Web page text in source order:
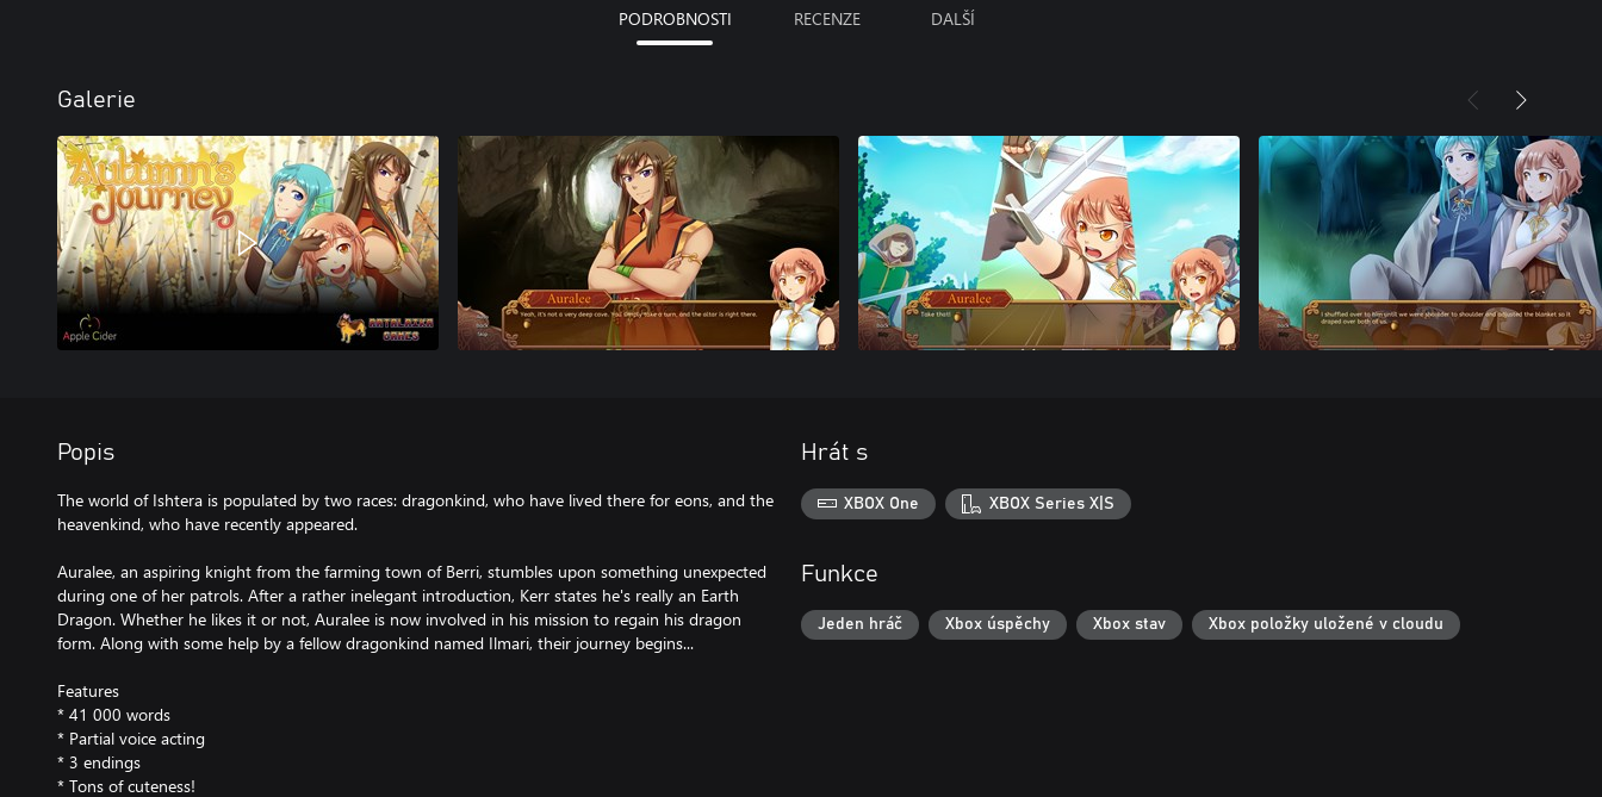
PODROBNOSTI RECENZE DALŠÍ
Galerie
Popis
The world of Ishtera is populated by two races: dragonkind, who have lived there for eons, and the
heavenkind, who have recently appeared.
Auralee, an aspiring knight from the farming town of Berri, stumbles upon something unexpected
during one of her patrols. After a rather inelegant introduction, Kerr states he's really an Earth
Dragon. Whether he likes it or not, Auralee is now involved in his mission to regain his dragon
form. Along with some help by a fellow dragonkind named Ilmari, their journey begins...
Features
* 41 000 words
* Partial voice acting
* 3 endings
* Tons of cuteness!
Hrát s
XBOX One XBOX Series X|S
Funkce
Jeden hráč Xbox úspěchy Xbox stav Xbox položky uložené v cloudu